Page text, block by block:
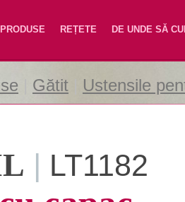
PRODUSE REȚETE DE UNDE SĂ
Gătit Ustensile
| LT1182